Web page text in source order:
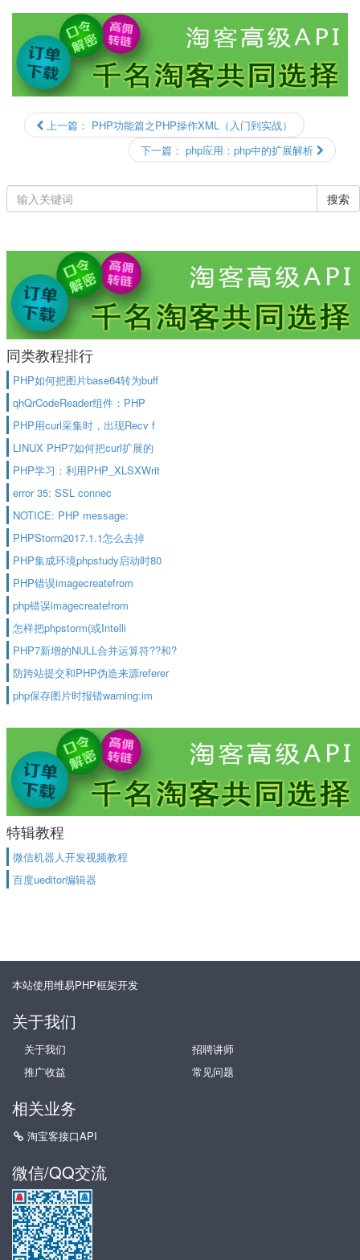
上一篇： PHP功能篇之PHP操作XML（入门到实战）
下一篇： php应用：php中的扩展解析
搜索
同类教程排行
PHP如何把图片base64转为buff
qhQrCodeReader组件：PHP
PHP用curl采集时，出现Recv f
LINUX PHP7如何把curl扩展的
PHP学习：利用PHP_XLSXWrit
error 35: SSL connec
NOTICE: PHP message:
PHPStorm2017.1.1怎么去掉
PHP集成环境phpstudy启动时80
PHP错误imagecreatefrom
php错误imagecreatefrom
怎样把phpstorm(或Intelli
PHP7新增的NULL合并运算符??和?
防跨站提交和PHP伪造来源referer
php保存图片时报错warning:im
特辑教程
微信机器人开发视频教程
百度ueditor编辑器
本站使用维易PHP框架开发
关于我们
关于我们
招聘讲师
推广收益
常见问题
相关业务
淘宝客接口API
微信/QQ交流